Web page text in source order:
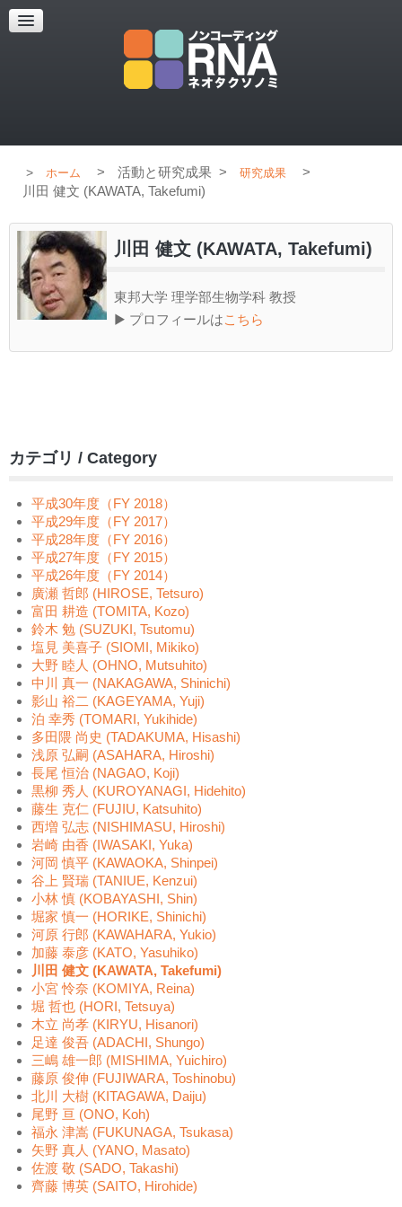
超解像顕微鏡
超解像顕微鏡の紹介
ホーム > 活動と研究成果 > 研究成果
>
川田 健文 (KAWATA, Takefumi)
川田 健文 (KAWATA, Takefumi)
東邦大学 理学部生物学科 教授
▶ プロフィールはこちら
カテゴリ / Category
平成30年度（FY 2018）
平成29年度（FY 2017）
平成28年度（FY 2016）
平成27年度（FY 2015）
平成26年度（FY 2014）
廣瀬 哲郎 (HIROSE, Tetsuro)
富田 耕造 (TOMITA, Kozo)
鈴木 勉 (SUZUKI, Tsutomu)
塩見 美喜子 (SIOMI, Mikiko)
大野 睦人 (OHNO, Mutsuhito)
中川 真一 (NAKAGAWA, Shinichi)
影山 裕二 (KAGEYAMA, Yuji)
泊 幸秀 (TOMARI, Yukihide)
多田隈 尚史 (TADAKUMA, Hisashi)
浅原 弘嗣 (ASAHARA, Hiroshi)
長尾 恒治 (NAGAO, Koji)
黒柳 秀人 (KUROYANAGI, Hidehito)
藤生 克仁 (FUJIU, Katsuhito)
西増 弘志 (NISHIMASU, Hiroshi)
岩崎 由香 (IWASAKI, Yuka)
河岡 慎平 (KAWAOKA, Shinpei)
谷上 賢瑞 (TANIUE, Kenzui)
小林 慎 (KOBAYASHI, Shin)
堀家 慎一 (HORIKE, Shinichi)
河原 行郎 (KAWAHARA, Yukio)
加藤 泰彦 (KATO, Yasuhiko)
川田 健文 (KAWATA, Takefumi)
小宮 怜奈 (KOMIYA, Reina)
堀 哲也 (HORI, Tetsuya)
木立 尚孝 (KIRYU, Hisanori)
足達 俊吾 (ADACHI, Shungo)
三嶋 雄一郎 (MISHIMA, Yuichiro)
藤原 俊伸 (FUJIWARA, Toshinobu)
北川 大樹 (KITAGAWA, Daiju)
尾野 亘 (ONO, Koh)
福永 津嵩 (FUKUNAGA, Tsukasa)
矢野 真人 (YANO, Masato)
佐渡 敬 (SADO, Takashi)
齊藤 博英 (SAITO, Hirohide)